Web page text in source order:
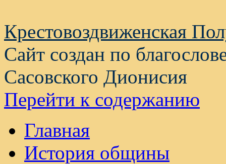
Крестовоздвиженская
Сайт создан по
Сасовского Дионисия
Перейти к содержанию
Главная
История общины